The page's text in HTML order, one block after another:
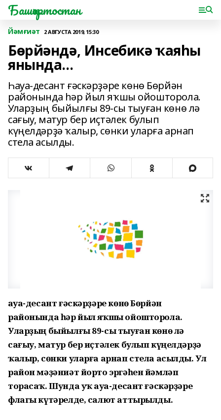
Башҡортостан
Йәмғиәт 2 АВГУСТА 2019, 15:30
Бөрйәндә, Инсебикә ҡаяһы
янында...
Һауа-десант ғәскәрҙәре көнө Бөрйән
районында һәр йыл яҡшы ойошторола.
Уларҙың быйылғы 89-сы тыуған көнө лә
сағыу, матур бер иҫтәлек булып
күңелдәрҙә ҡалыр, сөнки уларға арнап
стела асылды.
Һауа-десант ғәскәрҙәре көнө Бөрйән
районында һәр йыл яҡшы ойошторола.
Уларҙың быйылғы 89-сы тыуған көнө лә
сағыу, матур бер иҫтәлек булып күңелдәрҙә
ҡалыр, сөнки уларға арнап стела асылды. Ул
район мәҙәниәт йорто эргәһен йәмләп
торасаҡ. Шунда уҡ Һауа-десант ғәскәрҙәре
флагы күтәрелде, салют аттырылды.